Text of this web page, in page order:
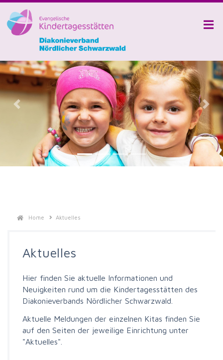
Previous Next
Home Aktuelles
Aktuelles
Hier finden Sie aktuelle Informationen und
Neuigkeiten rund um die Kindertagesstätten des
Diakonieverbands Nördlicher Schwarzwald.
Aktuelle Meldungen der einzelnen Kitas finden Sie
auf den Seiten der jeweilige Einrichtung unter
"Aktuelles".